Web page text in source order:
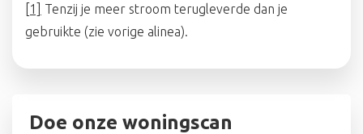
[1]
Tenzij je meer stroom terugleverde dan je
gebruikte (zie vorige alinea).
Doe onze woningscan